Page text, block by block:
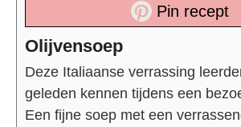
Pin recept
Olijvensoep
Deze Italiaanse verrassing
geleden kennen tijdens een
Een fijne soep met een